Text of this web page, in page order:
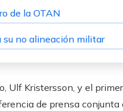
de la OTAN
su no alineación militar
Ulf Kristersson, y el
de prensa